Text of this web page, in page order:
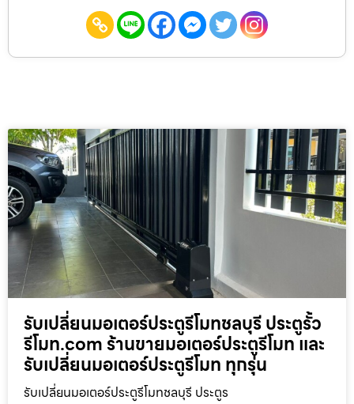
รับเปลี่ยนมอเตอร์ประตูรีโมทชลบุรี ประตูรั้ว
รีโมท.com ร้านขายมอเตอร์ประตูรีโมท และ
รับเปลี่ยนมอเตอร์ประตูรีโมท ทุกรุ่น
รับเปลี่ยนมอเตอร์ประตูรีโมทชลบุรี ประตูร